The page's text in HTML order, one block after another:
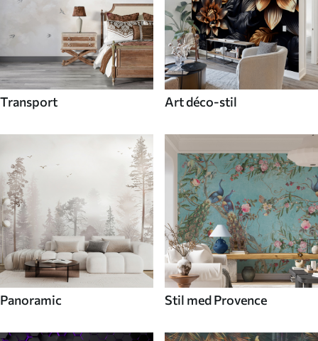
Transport Art déco-stil
Panoramic Stil med Provence